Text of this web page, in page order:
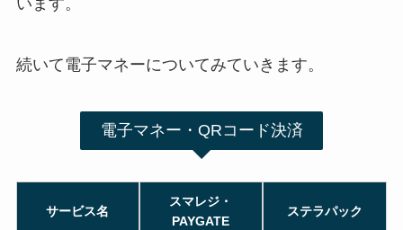
います。
続いて電子マネーについてみていきます。
電子マネー・QRコード決済
サービス名
スマレジ・
PAYGATE
ステラパック